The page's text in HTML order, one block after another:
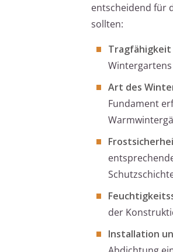
entscheidend für
sollten:
Tragfähigkeit
Art des
Fundament
der
Installation